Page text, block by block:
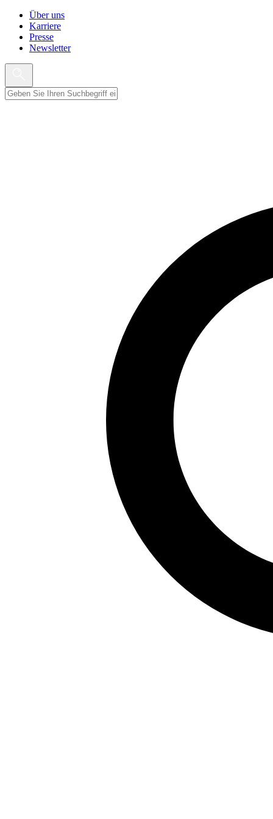
Über uns
Karriere
Presse
Newsletter